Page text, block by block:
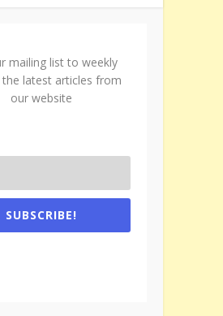
mailing list to weekly
the latest articles from
our website
SUBSCRIBE!